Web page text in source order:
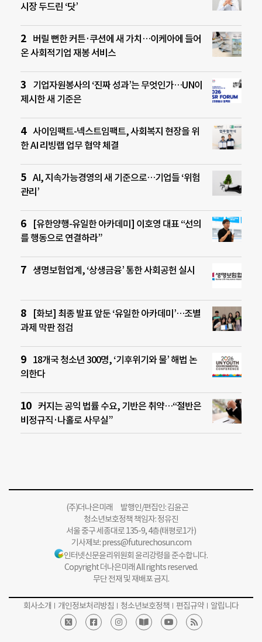
시장 두드린 ‘닷’
버릴 뻔한 커튼·쿠션에 새 가치…이케아에 들어
온 사회적기업 재봉 서비스
기업자원봉사의 ‘진짜 성과’는 무엇인가…UN이
제시한 새 기준은
사이임팩트-넥스트임팩트, 사회복지 현장을 위
한 AI 리빙랩 업무 협약 체결
AI, 지속가능경영의 새 기준으로…기업들 ‘위험
관리’
[유한양행-유일한 아카데미] 이호영 대표 “선의
를 행동으로 연결하라”
생명보험업계, ‘상생금융’ 통한 사회공헌 실시
[화보] 최종 발표 앞둔 ‘유일한 아카데미’…조별
과제 막판 점검
18개국 청소년 300명, ‘기후위기와 물’ 해법 논
의한다
커지는 공익 법률 수요, 기반은 취약…“절반은
비정규직·나홀로 사무실”
(주)더나은미래 발행인/편집인: 김윤곤
청소년보호정책 책임자: 정유진
서울 중구 세종대로 135-9, 4층(태평로1가)
기사제보:press@futurechosun.com
인터넷신문윤리위원회 윤리강령을 준수합니다.
Copyright 더나은미래 All rights reserved.
무단 전재 및 재배포 금지.
회사소개 개인정보처리방침 청소년보호정책 편집규약 알립니다